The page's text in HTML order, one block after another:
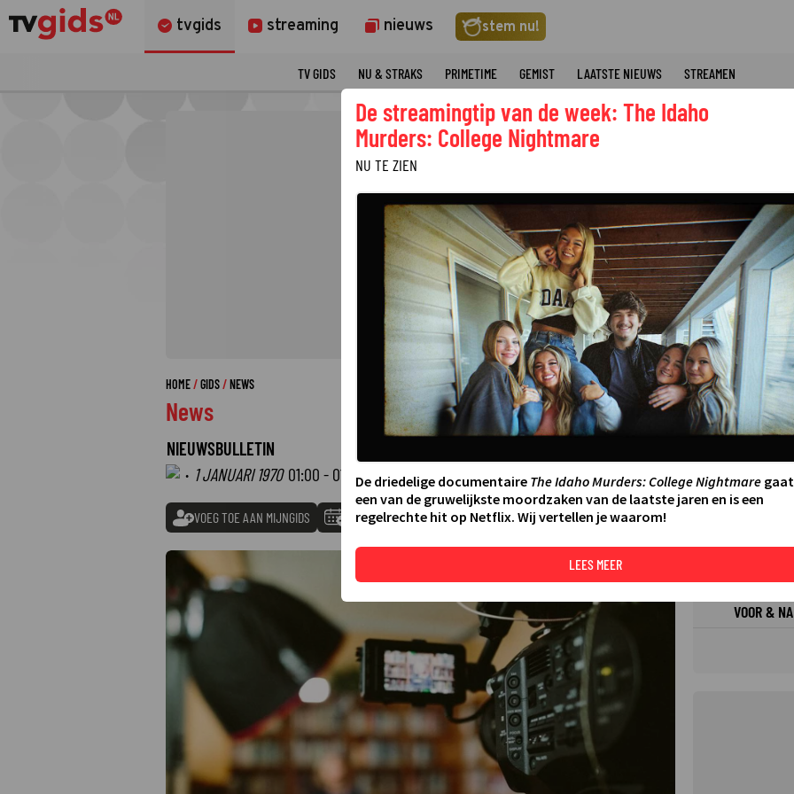
tvgids streaming nieuws stem nu!
TV GIDS NU & STRAKS PRIMETIME GEMIST LAATSTE NIEUWS STREAMEN
HOME GIDS NEWS
News
NIEUWSBULLETIN
· 1 JANUARI 1970 01:00 - 01:00
VOEG TOE AAN MIJNGIDS TOEVOEGEN AAN AGENDA DELEN
FILMS
DE
VOOR &
De streamingtip van de week: The Idaho
Murders: College Nightmare
NU TE ZIEN
De driedelige documentaire The Idaho Murders: College Nightmaregaat
een van de gruwelijkste moordzaken van de laatste jaren en is een
regelrechte hit op Netflix. Wij vertellen je waarom!
LEES MEER